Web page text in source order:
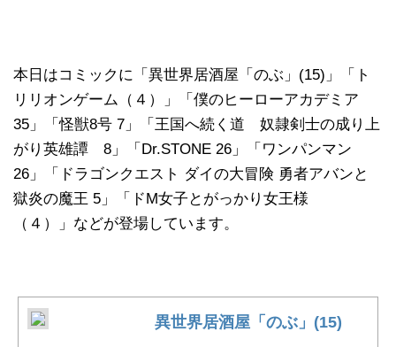
本日はコミックに「異世界居酒屋「のぶ」(15)」「ト
リリオンゲーム（４）」「僕のヒーローアカデミア
35」「怪獣8号 7」「王国へ続く道 奴隷剣士の成り上
がり英雄譚 8」「Dr.STONE 26」「ワンパンマン
26」「ドラゴンクエスト ダイの大冒険 勇者アバンと
獄炎の魔王 5」「ドM女子とがっかり女王様
（４）」などが登場しています。
異世界居酒屋「のぶ」(15)